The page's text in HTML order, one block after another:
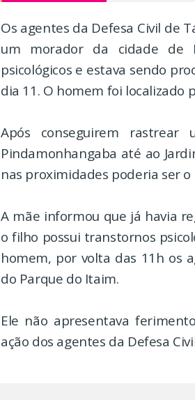
Os agentes da Defesa Civil de
um morador da cidade de
psicológicos e estava sendo
dia 11. O homem foi localizado
Após conseguirem
Pindamonhangaba até ao
nas proximidades poderia ser
A mãe informou que já havia
o filho possui transtornos
homem, por volta das 11h os
do Parque do Itaim.
Ele não apresentava
ação dos agentes da Defesa